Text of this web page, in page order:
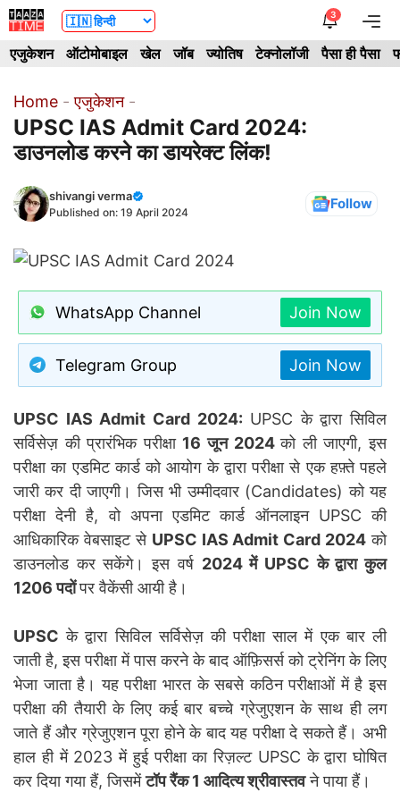
Skip
to
content
3
एजुकेशन ऑटोमोबाइल खेल जॉब ज्योतिष टेक्नोलॉजी पैसा ही पैसा
Home -एजुकेशन-
UPSC IAS Admit Card 2024:
डाउनलोड करने का डायरेक्ट लिंक!
shivangi verma
Published on: 19 April 2024 Follow
WhatsApp Channel Join Now
Telegram Group Join Now
UPSC IAS Admit Card 2024: UPSC के द्वारा सिविल
सर्विसेज़ की प्रारंभिक परीक्षा 16 जून 2024को ली जाएगी, इस
परीक्षा का एडमिट कार्ड को आयोग के द्वारा परीक्षा से एक हफ़्ते पहले
जारी कर दी जाएगी। जिस भी उम्मीदवार (Candidates) को यह
परीक्षा देनी है, वो अपना एडमिट कार्ड ऑनलाइन UPSC की
आधिकारिक वेबसाइट से UPSC IAS Admit Card 2024 को
डाउनलोड कर सकेंगे। इस वर्ष 2024 में UPSC के द्वारा कुल
1206 पदोंपर वैकेंसी आयी है।
UPSC के द्वारा सिविल सर्विसेज़ की परीक्षा साल में एक बार ली
जाती है, इस परीक्षा में पास करने के बाद ऑफ़िसर्स को ट्रेनिंग के लिए
भेजा जाता है। यह परीक्षा भारत के सबसे कठिन परीक्षाओं में है इस
परीक्षा की तैयारी के लिए कई बार बच्चे ग्रेजुएशन के साथ ही लग
जाते हैं और ग्रेजुएशन पूरा होने के बाद यह परीक्षा दे सकते हैं। अभी
हाल ही में 2023 में हुई परीक्षा का रिज़ल्ट UPSC के द्वारा घोषित
कर दिया गया हैं, जिसमेंटॉप रैंक 1 आदित्य श्रीवास्तवने पाया हैं।